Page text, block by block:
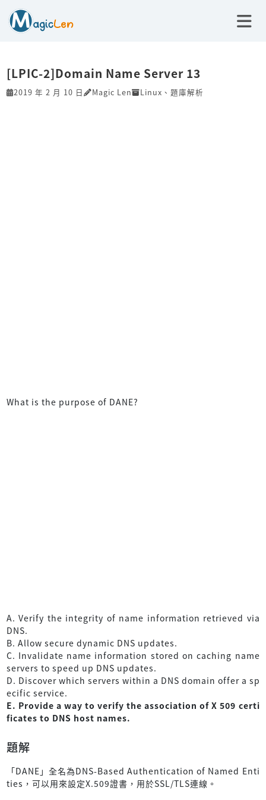
[LPIC-2]Domain Name Server 13
2019 年 2 月 10 日 Magic Len Linux 、 題庫解析
What is the purpose of DANE?
A. Verify the integrity of name information retrieved via
DNS.
B. Allow secure dynamic DNS updates.
C. Invalidate name information stored on caching name
servers to speed up DNS updates.
D. Discover which servers within a DNS domain offer a sp
ecific service.
E. Provide a way to verify the association of X 509 certi
ficates to DNS host names.
題解
「DANE」全名為DNS-Based Authentication of Named Enti
ties，可以用來設定X.509證書，用於SSL/TLS連線。